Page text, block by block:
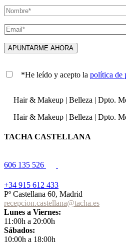
*He leído y acepto la política de
Hair & Makeup | Belleza | Dpto.
Hair & Makeup | Belleza | Dpto.
TACHA CASTELLANA
606 135 526
+34 915 612 433
Pº Castellana 60, Madrid
recepcion.castellana@tacha.es
Lunes a Viernes:
11:00h a 20:00h
Sábados:
10:00h a 18:00h